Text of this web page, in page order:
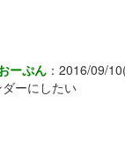
ーぷん ： 2016/09/
ーにしたい